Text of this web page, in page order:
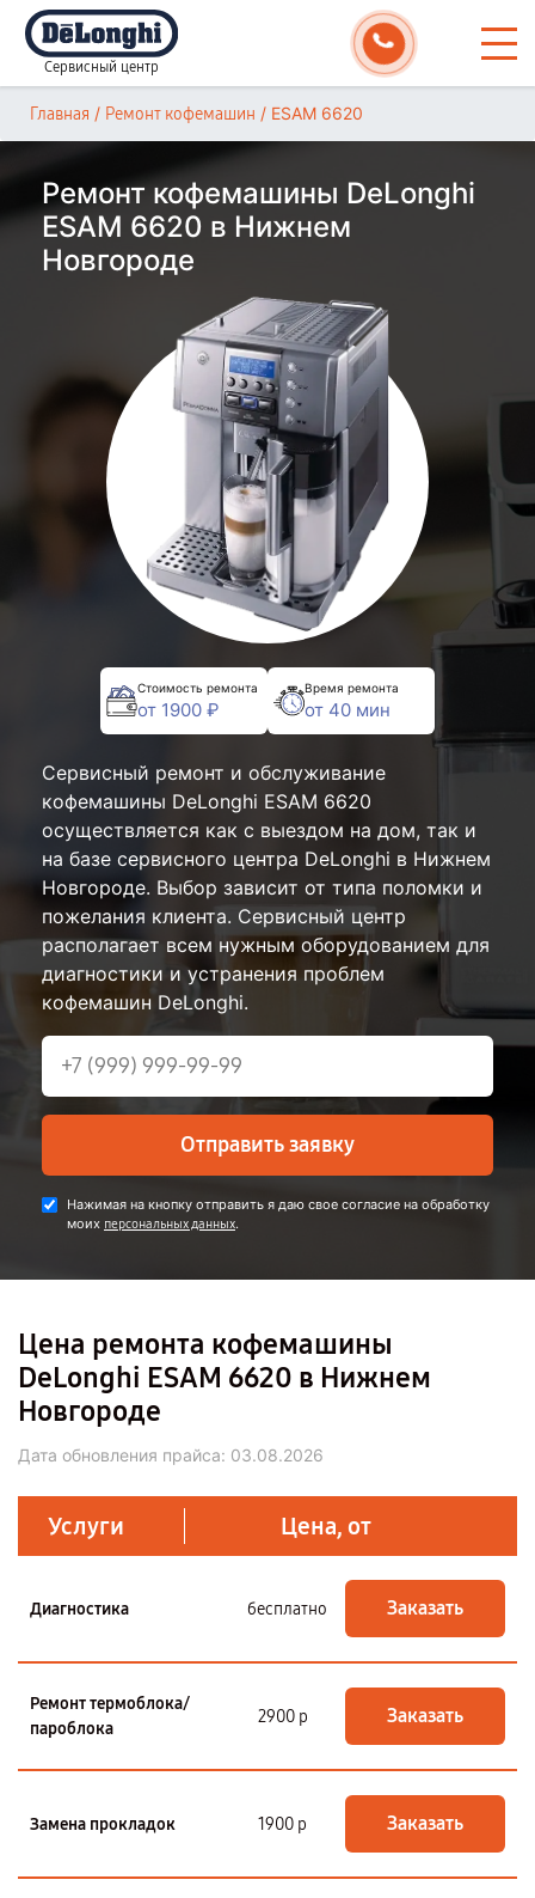
Сервисный центр
Главная / Ремонт кофемашин / ESAM 6620
Ремонт кофемашины DeLonghi
ESAM 6620 в Нижнем
Новгороде
Стоимость ремонта
от 1900 ₽
Время ремонта
от 40 мин
Сервисный ремонт и обслуживание
кофемашины DeLonghi ESAM 6620
осуществляется как с выездом на дом, так и
на базе сервисного центра DeLonghi в Нижнем
Новгороде. Выбор зависит от типа поломки и
пожелания клиента. Сервисный центр
располагает всем нужным оборудованием для
диагностики и устранения проблем
кофемашин DeLonghi.
Отправить заявку
Нажимая на кнопку отправить я даю свое согласие на обработку
моих персональных данных.
Цена ремонта кофемашины
DeLonghi ESAM 6620 в Нижнем
Новгороде
Дата обновления прайса: 03.08.2026
Услуги Цена, от
Диагностика бесплатно Заказать
Ремонт термоблока/
пароблока
2900 р Заказать
Замена прокладок 1900 р Заказать